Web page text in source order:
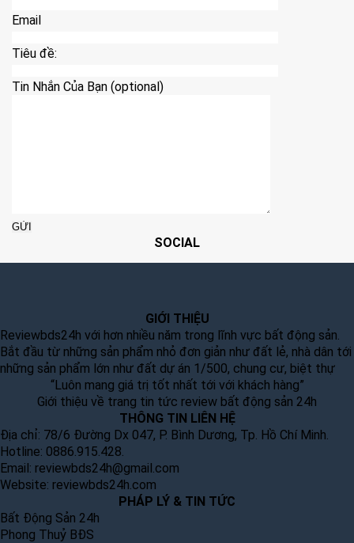
Email
Tiêu đề:
Tin Nhắn Của Bạn (optional)
SOCIAL
GIỚI THIỆU
Reviewbds24h với hơn nhiều năm trong lĩnh vực bất động sản.
Bắt đầu từ những sản phẩm nhỏ đơn giản như đất lẻ, nhà dân tới
những sản phẩm lớn như đất dự án 1/500, chung cư, biệt thự
“Luôn mang giá trị tốt nhất tới với khách hàng”
Giới thiệu về trang tin tức review bất động sản 24h
THÔNG TIN LIÊN HỆ
Địa chỉ: 78/6 Đường Dx 047, P. Bình Dương, Tp. Hồ Chí Minh.
Hotline: 0886.915.428.
Email: reviewbds24h@gmail.com
Website: reviewbds24h.com
PHÁP LÝ & TIN TỨC
Bất Động Sản 24h
Phong Thuỷ BĐS